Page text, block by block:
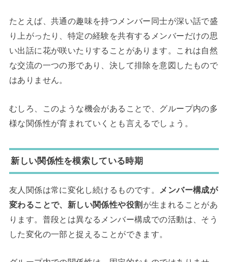
たとえば、共通の趣味を持つメンバー同士が深い話で盛
り上がったり、特定の経験を共有するメンバーだけの思
い出話に花が咲いたりすることがあります。これは自然
な交流の一つの形であり、決して排除を意図したもので
はありません。
むしろ、このような機会があることで、グループ内の多
様な関係性が育まれていくとも言えるでしょう。
新しい関係性を模索している時期
友人関係は常に変化し続けるものです。
メンバー構成が
変わることで、新しい関係性や役割 が生まれることがあ
ります。普段とは異なるメンバー構成での活動は、そう
した変化の一部と捉えることができます。